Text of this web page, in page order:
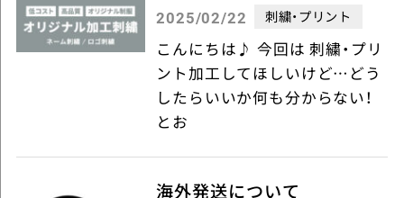
2025/02/22 刺繍・プリント
こんにちは♪ 今回は 刺繍・プリ
ント加工してほしいけど…どう
したらいいか何も分からない！
とお
海外発送について